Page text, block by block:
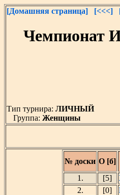
[Домашняя страница] [<<<]
Чемпионат
Тип турнира: ЛИЧНЫЙ
Группа: Женщины
№ доски О [б]
1.
[5]
2.
[0]